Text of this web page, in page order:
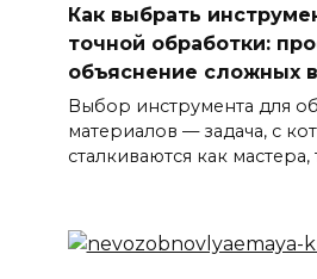
Как выбрать
точной обработки:
объяснение сложных
Выбор инструмента для
материалов — задача, с
сталкиваются как